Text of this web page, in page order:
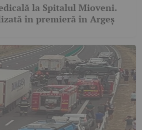
la Spitalul Mioveni.
în premieră în Argeș